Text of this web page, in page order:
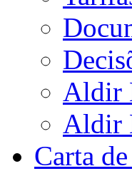
Aldir
Aldir
Carta